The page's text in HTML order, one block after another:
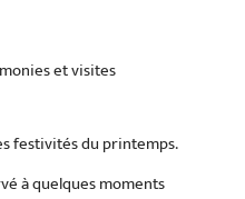
et visites
festivités du printemps.
à quelques moments